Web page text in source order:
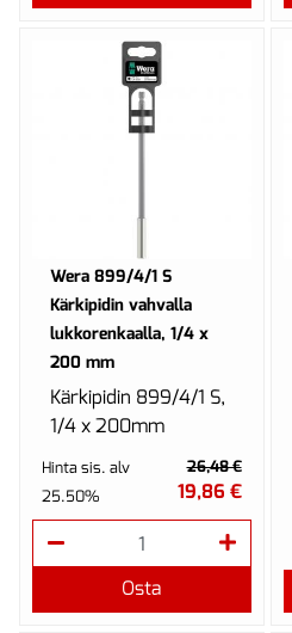
Wera 899/4/1 S
Kärkipidin vahvalla
lukkorenkaalla, 1/4 x
200 mm
Kärkipidin 899/4/1 S,
1/4 x 200mm
lukkorengas.
Kärkipidin, joka sopii
kärkien
kiinnittämiseen, joissa
Hinta sis. alv
25.50%
26,48 €
19,86 €
Osta